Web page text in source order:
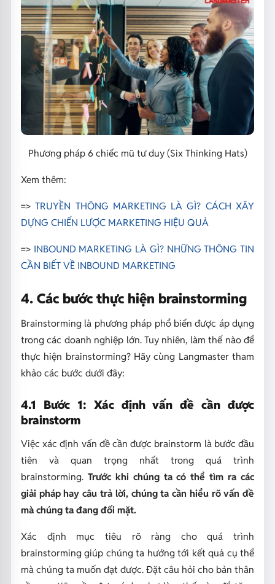
Phương pháp 6 chiếc mũ tư duy (Six Thinking Hats)
Xem thêm:
=>TRUYỀN THÔNG MARKETING LÀ GÌ? CÁCH XÂY
DỰNG CHIẾN LƯỢC MARKETING HIỆU QUẢ
=> INBOUND MARKETING LÀ GÌ? NHỮNG THÔNG TIN
CẦN BIẾT VỀ INBOUND MARKETING
4. Các bước thực hiện brainstorming
Brainstorming là phương pháp phổ biến được áp dụng
trong các doanh nghiệp lớn. Tuy nhiên, làm thế nào để
thực hiện brainstorming? Hãy cùng Langmaster tham
khảo các bước dưới đây:
4.1 Bước 1: Xác định vấn đề cần được
brainstorm
Việc xác định vấn đề cần được brainstorm là bước đầu
tiên và quan trọng nhất trong quá trình
brainstorming. Trước khi chúng ta có thể tìm ra các
giải pháp hay câu trả lời, chúng ta cần hiểu rõ vấn đề
mà chúng ta đang đối mặt.
Xác định mục tiêu rõ ràng cho quá trình
brainstorming giúp chúng ta hướng tới kết quả cụ thể
mà chúng ta muốn đạt được. Đặt câu hỏi cho bản thân